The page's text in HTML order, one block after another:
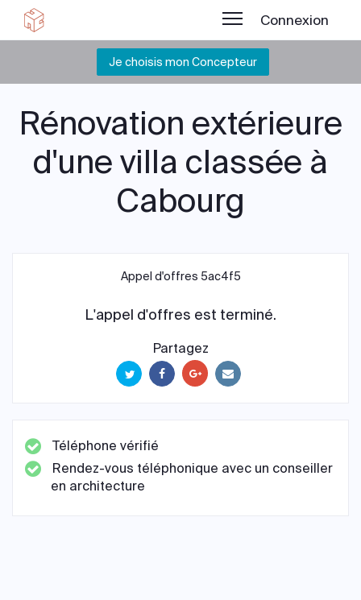
Connexion
Je choisis mon Concepteur
Rénovation extérieure
d'une villa classée à
Cabourg
Appel d'offres 5ac4f5
L'appel d'offres est terminé.
Partagez
Téléphone vérifié
Rendez-vous téléphonique avec un conseiller
en architecture